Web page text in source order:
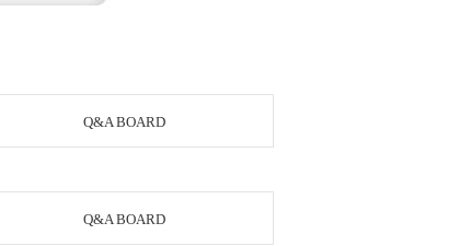
Q&A BOARD
Q&A BOARD